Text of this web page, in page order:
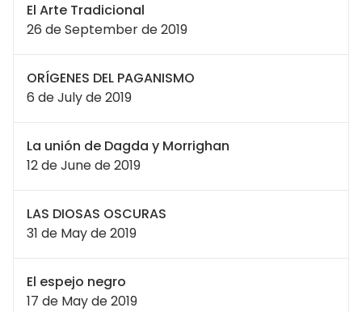
El Arte Tradicional
26 de September de 2019
ORÍGENES DEL PAGANISMO
6 de July de 2019
La unión de Dagda y Morrighan
12 de June de 2019
LAS DIOSAS OSCURAS
31 de May de 2019
El espejo negro
17 de May de 2019